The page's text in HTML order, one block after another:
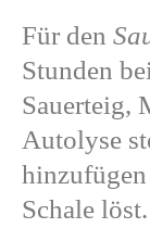
Für den
Stunden
Sauerteig,
Autolyse
Schale